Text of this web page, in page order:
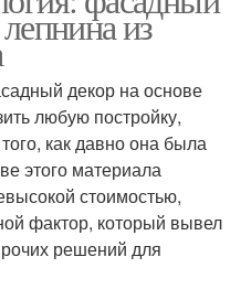
из
декор на основе
любую постройку,
как давно она была
этого материала
стоимостью,
фактор, который вывел
решений для